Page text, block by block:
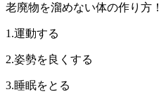
老廃物を溜めない体の作り方！
1.運動する
2.姿勢を良くする
3.睡眠をとる